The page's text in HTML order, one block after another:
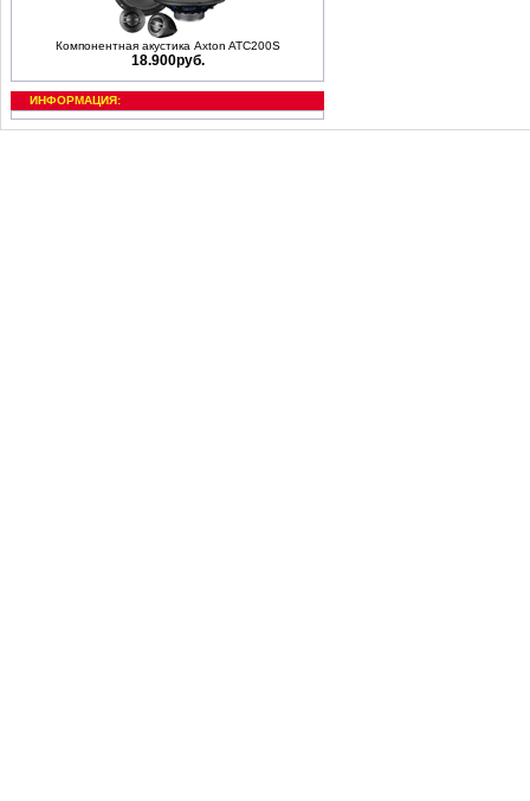
Компонентная акустика Axton ATC200S
18.900руб.
ИНФОРМАЦИЯ: